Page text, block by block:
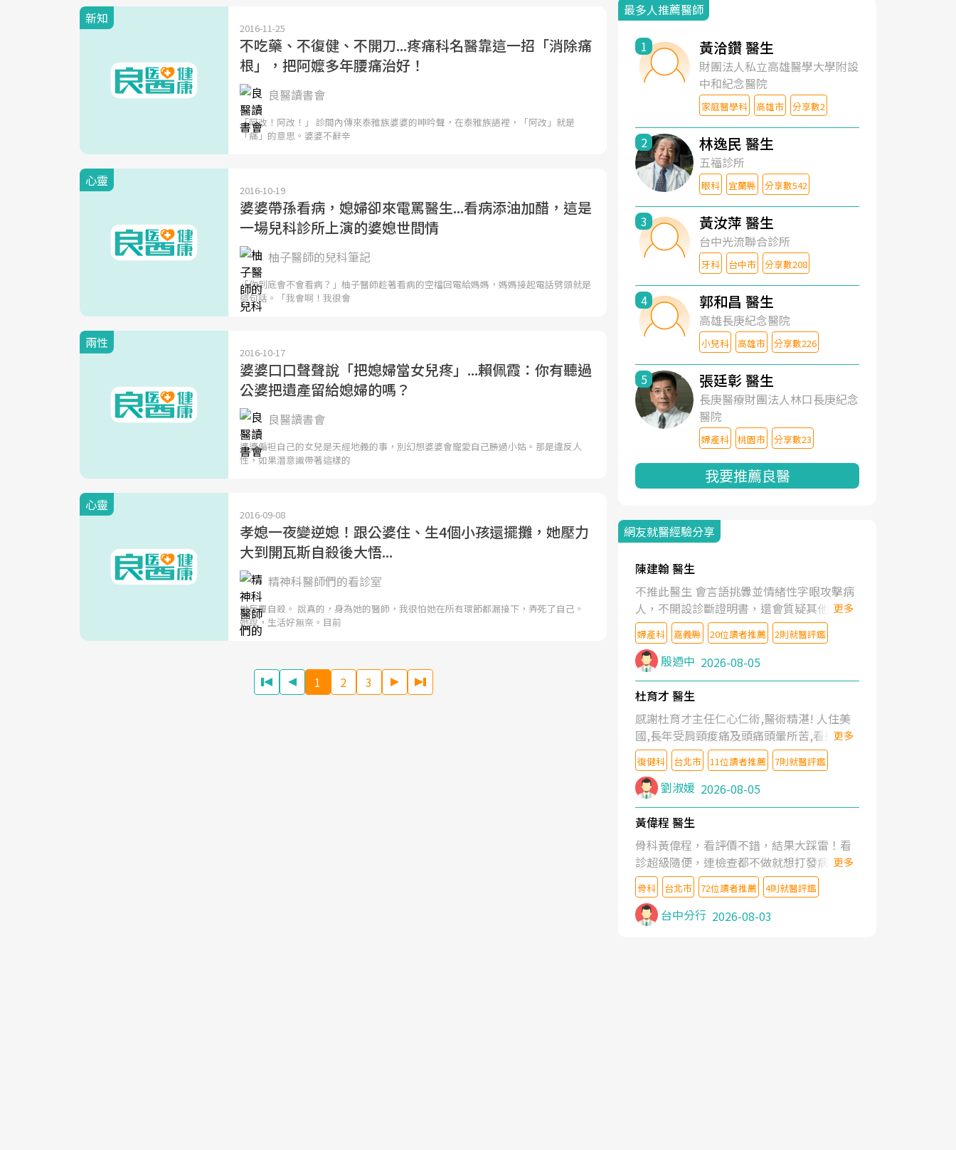
新知
2016-11-25
不吃藥、不復健、不開刀...疼痛科名醫靠這一招「消除痛
根」，把阿嬤多年腰痛治好！
良醫讀書會
「阿改！阿改！」 診間內傳來泰雅族婆婆的呻吟聲，在泰雅族語裡，「阿改」就是
「痛」的意思。婆婆不辭辛
心靈
2016-10-19
婆婆帶孫看病，媳婦卻來電罵醫生...看病添油加醋，這是
一場兒科診所上演的婆媳世間情
柚子醫師的兒科筆記
「你到底會不會看病？」柚子醫師趁著看病的空檔回電給媽媽，媽媽接起電話劈頭就是
這句話。「我會啊！我很會
兩性
2016-10-17
婆婆口口聲聲說「把媳婦當女兒疼」...賴佩霞：你有聽過
公婆把遺產留給媳婦的嗎？
良醫讀書會
婆婆偏袒自己的女兒是天經地義的事，別幻想婆婆會寵愛自己勝過小姑。那是違反人
性，如果潛意識帶著這樣的
心靈
2016-09-08
孝媳一夜變逆媳！跟公婆住、生4個小孩還擺攤，她壓力
大到開瓦斯自殺後大悟...
精神科醫師們的看診室
她反覆自殺。 說真的，身為她的醫師，我很怕她在所有環節都漏接下，弄死了自己。
她說，生活好無奈。目前
1 2 3
最多人推薦醫師
1 黃洽鑽 醫生
財團法人私立高雄醫學大學附設
中和紀念醫院
家庭醫學科 高雄市 分享數2
2 林逸民 醫生
五福診所
眼科 宜蘭縣 分享數542
3 黃汝萍 醫生
台中光流聯合診所
牙科 台中市 分享數208
4 郭和昌 醫生
高雄長庚紀念醫院
小兒科 高雄市 分享數226
5 張廷彰 醫生
長庚醫療財團法人林口長庚紀念
醫院
婦產科 桃園市 分享數23
我要推薦良醫
網友就醫經驗分享
陳建翰 醫生
不推此醫生 會言語挑釁並情緒性字眼攻擊病
人，不開設診斷證明書，還會質疑其他醫生
的判斷！
更多
婦產科 嘉義縣 20位讀者推薦 2則就醫評鑑
殷迺中 2026-08-05
杜育才 醫生
感謝杜育才主任仁心仁術,醫術精湛! 人住美
國,長年受肩頸痠痛及頭痛頭暈所苦,看遍名醫
教授,做了各種檢查,也嘗試過西醫打針,中醫
針灸及物理徒手治療都沒有用,後來連吃到嗎
啡類止痛藥都效果有限,只是壓症狀,沒多久就
痛起來,多年失眠嚴重影響生活品質. 台灣親
友介紹忠孝醫院杜育才主任是頸頭症候群專
家,上網搜尋杜主任相關文章新聞跟網路評價
之後,下定決心飛回台北找杜醫師診治. 杜主
任的乾針跟增生治療真的很厲害,第一次乾針
就覺得整個肩頸鬆開,回家特別好睡,經過幾次
治療,長年頑疾已經好了大半,杜主任除了打針
超厲害,還會一直交代要改善姿勢跟好好做運
更多
復健科 台北市 11位讀者推薦 7則就醫評鑑
劉淑媛 2026-08-05
黃偉程 醫生
骨科黃偉程，看評價不錯，結果大踩雷！看
診超級隨便，連檢查都不做就想打發病人，
還好大的官威 ... 想詢問病情還被陰陽怪氣嘲
諷一番。可能好評帶來的大頭症，變得自負
不尊重病人。醫術也不行，畢竟連檢查都懶
得做，治療會有用才怪。大家避雷吧！
更多
骨科 台北市 72位讀者推薦 4則就醫評鑑
台中分行 2026-08-03